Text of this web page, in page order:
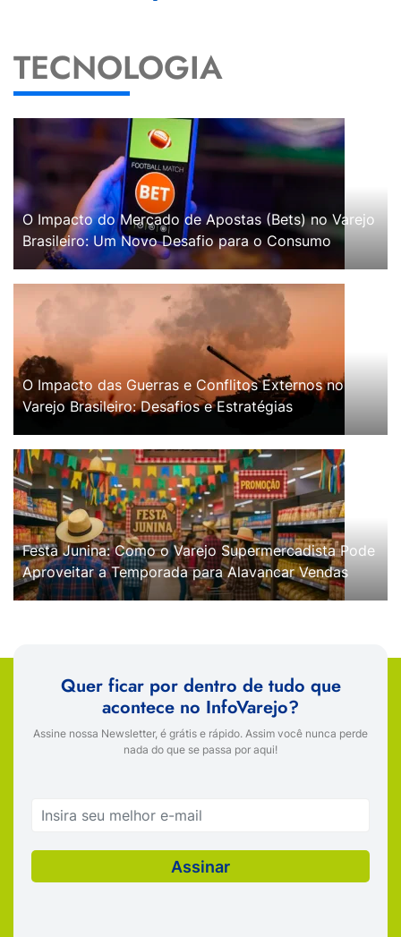
TECNOLOGIA
O Impacto do Mercado de Apostas (Bets) no Varejo
Brasileiro: Um Novo Desafio para o Consumo
O Impacto das Guerras e Conflitos Externos no
Varejo Brasileiro: Desafios e Estratégias
Festa Junina: Como o Varejo Supermercadista Pode
Aproveitar a Temporada para Alavancar Vendas
Quer ficar por dentro de tudo que
acontece no InfoVarejo?
Assine nossa Newsletter, é grátis e rápido. Assim você nunca perde
nada do que se passa por aqui!